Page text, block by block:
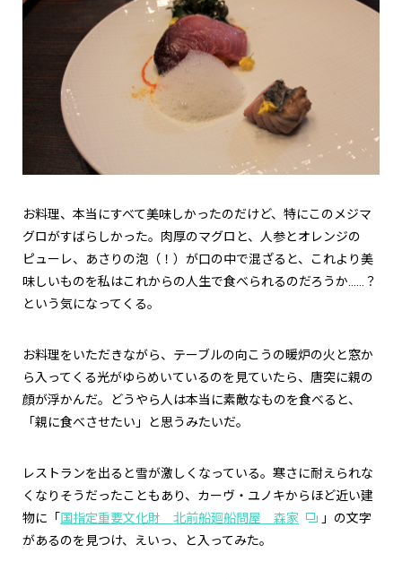
お料理、本当にすべて美味しかったのだけど、特にこのメジマ
グロがすばらしかった。肉厚のマグロと、人参とオレンジの
ピューレ、あさりの泡（！）が口の中で混ざると、これより美
味しいものを私はこれからの人生で食べられるのだろうか……？
という気になってくる。
お料理をいただきながら、テーブルの向こうの暖炉の火と窓か
ら入ってくる光がゆらめいているのを見ていたら、唐突に親の
顔が浮かんだ。どうやら人は本当に素敵なものを食べると、
「親に食べさせたい」と思うみたいだ。
レストランを出ると雪が激しくなっている。寒さに耐えられな
くなりそうだったこともあり、カーヴ・ユノキからほど近い建
物に「 国指定重要文化財 北前船廻船問屋 森家
」の文字
があるのを見つけ、えいっ、と入ってみた。